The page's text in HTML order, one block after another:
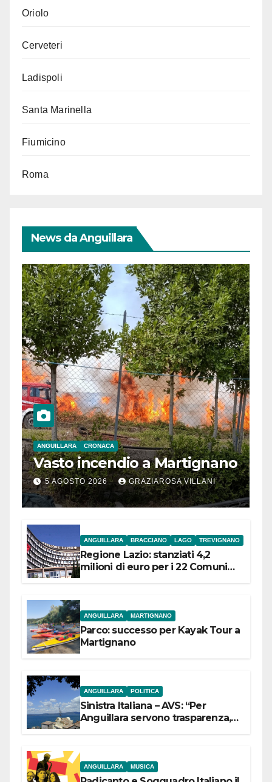
Oriolo
Cerveteri
Ladispoli
Santa Marinella
Fiumicino
Roma
News da Anguillara
ANGUILLARA CRONACA
Vasto incendio a Martignano
5 AGOSTO 2026 GRAZIAROSA VILLANI
ANGUILLARA BRACCIANO LAGO TREVIGNANO
Regione Lazio: stanziati 4,2
milioni di euro per i 22 Comuni
ANGUILLARA MARTIGNANO
Parco: successo per Kayak Tour a
Martignano
ANGUILLARA POLITICA
Sinistra Italiana – AVS: “Per
Anguillara servono trasparenza,
ANGUILLARA MUSICA